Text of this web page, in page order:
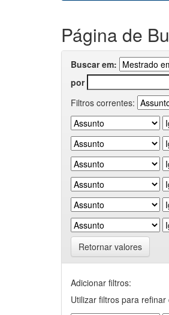
Página de
Buscar em:
por
Filtros correntes:
Retornar valores
Adicionar filtros:
Utilizar filtros para